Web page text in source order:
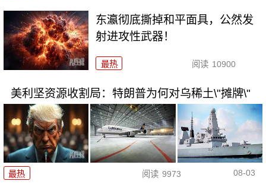
东瀛彻底撕掉和平面具，公然发
射进攻性武器！
最热 阅读 10900
美利坚资源收割局：特朗普为何对乌稀土\"摊牌\"
最热 阅读 9973 08-03